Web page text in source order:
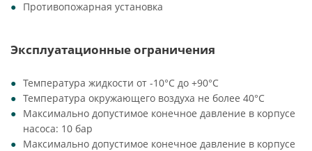
Противопожарная установка
Эксплуатационные ограничения
Температура жидкости от -10°C до +90°C
Температура окружающего воздуха не более 40°C
Максимально допустимое конечное давление в корпусе
насоса: 10 бар
Максимально допустимое конечное давление в корпусе